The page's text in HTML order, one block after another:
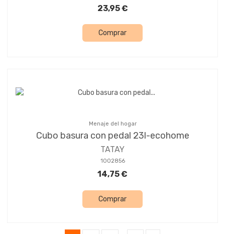
23,95 €
Comprar
Menaje del hogar
Cubo basura con pedal 23l-ecohome
TATAY
1002856
14,75 €
Comprar